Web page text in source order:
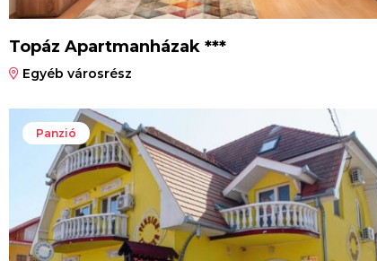
Topáz Apartmanházak ***
Egyéb városrész
Panzió